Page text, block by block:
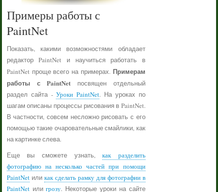
Примеры работы с
PaintNet
Показать, какими возможностями обладает
редактор PaintNet и научиться работать в
PaintNet проще всего на примерах. Примерам
работы с PaintNet посвящен отдельный
раздел сайта -Уроки PaintNet. На уроках по
шагам описаны процессы рисования в PaintNet.
В частности, совсем несложно рисовать с его
помощью такие очаровательные смайлики, как
на картинке слева.
Еще вы сможете узнать,как разделить
фотографию на несколько частей при помощи
PaintNetили как сделать рамку для фотографии в
PaintNetилигрозу. Некоторые уроки на сайте